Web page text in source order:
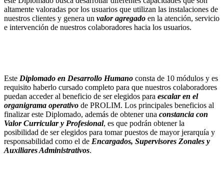
altamente valoradas por los usuarios que utilizan las instalaciones de
nuestros clientes y genera un valor agregado en la atención, servicio
e intervención de nuestros colaboradores hacia los usuarios.
Este Diplomado en Desarrollo Humano consta de 10 módulos y es
requisito haberlo cursado completo para que nuestros colaboradores
puedan acceder al beneficio de ser elegidos para escalar en el
organigrama operativo de PROLIM. Los principales beneficios al
finalizar este Diplomado, además de obtener una constancia con
Valor Curricular y Profesional, es que podrán obtener la
posibilidad de ser elegidos para tomar puestos de mayor jerarquía y
responsabilidad como el de Encargados, Supervisores Zonales y
Auxiliares Administrativos.